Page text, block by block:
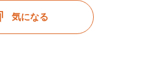
気になる